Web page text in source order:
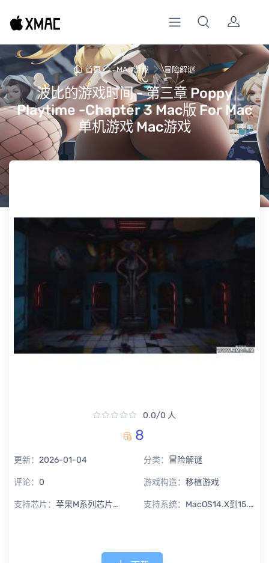
首页 MAC游戏 冒险解谜
波比的游戏时间 - 第三章 Poppy
Playtime -Chapter 3 Mac版 For Mac
单机游戏 Mac游戏
0.0/0 人
8
更新： 2026-01-04 分类： 冒险解谜
评论： 0 游戏构造： 移植游戏
支持芯片： 苹果M系列芯片专用 支持系统： MacOS14.X到15.X Sequoia